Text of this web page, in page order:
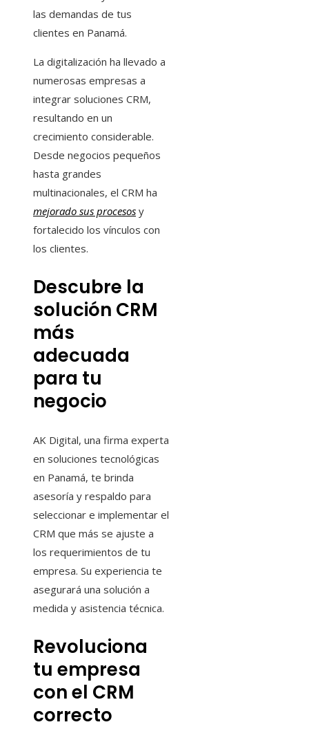
las demandas de tus
clientes en Panamá.
La digitalización ha llevado a
numerosas empresas a
integrar soluciones CRM,
resultando en un
crecimiento considerable.
Desde negocios pequeños
hasta grandes
multinacionales, el CRM ha
mejorado sus procesos y
fortalecido los vínculos con
los clientes.
Descubre la
solución CRM
más
adecuada
para tu
negocio
AK Digital, una firma experta
en soluciones tecnológicas
en Panamá, te brinda
asesoría y respaldo para
seleccionar e implementar el
CRM que más se ajuste a
los requerimientos de tu
empresa. Su experiencia te
asegurará una solución a
medida y asistencia técnica.
Revoluciona
tu empresa
con el CRM
correcto